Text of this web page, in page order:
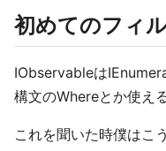
初めてのフィ
IObservableは
構文のWhereとか使え
これを聞いた時僕はこ